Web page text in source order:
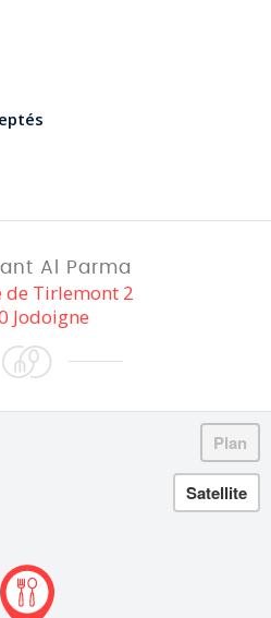
Al Parma
de Tirlemont 2
Jodoigne